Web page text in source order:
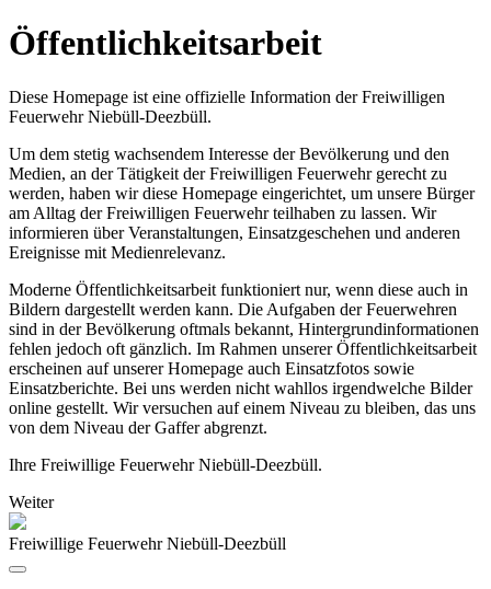
Öffentlichkeitsarbeit
Diese Homepage ist eine offizielle Information der Freiwilligen
Feuerwehr Niebüll-Deezbüll.
Um dem stetig wachsendem Interesse der Bevölkerung und den
Medien, an der Tätigkeit der Freiwilligen Feuerwehr gerecht zu
werden, haben wir diese Homepage eingerichtet, um unsere Bürger
am Alltag der Freiwilligen Feuerwehr teilhaben zu lassen. Wir
informieren über Veranstaltungen, Einsatzgeschehen und anderen
Ereignisse mit Medienrelevanz.
Moderne Öffentlichkeitsarbeit funktioniert nur, wenn diese auch in
Bildern dargestellt werden kann. Die Aufgaben der Feuerwehren
sind in der Bevölkerung oftmals bekannt, Hintergrundinformationen
fehlen jedoch oft gänzlich. Im Rahmen unserer Öffentlichkeitsarbeit
erscheinen auf unserer Homepage auch Einsatzfotos sowie
Einsatzberichte. Bei uns werden nicht wahllos irgendwelche Bilder
online gestellt. Wir versuchen auf einem Niveau zu bleiben, das uns
von dem Niveau der Gaffer abgrenzt.
Ihre Freiwillige Feuerwehr Niebüll-Deezbüll.
Weiter
Freiwillige Feuerwehr Niebüll-Deezbüll